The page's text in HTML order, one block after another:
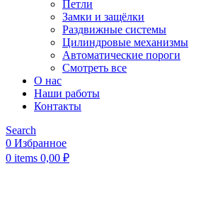
Петли
Замки и защёлки
Раздвижные системы
Цилиндровые механизмы
Автоматические пороги
Смотреть все
О нас
Наши работы
Контакты
Search
0 Избранное
0 items 0,00 ₽